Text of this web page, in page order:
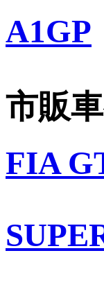
A1GP
市販
FIA